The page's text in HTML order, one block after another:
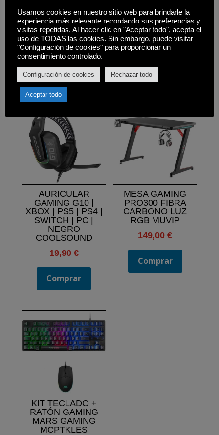
• Impedancia:32Omnios
• Tamaño altavoz: 50mm
• Instalación: Plug & Play
Productos relacionados
AURICULAR
GAMING G10 |
XBOX | PS5 | PS4 |
SWITCH | PC |
NEGRO
COOLSOUND
19,90 €
Comprar
MESA GAMING
PRO300 FIBRA
CARBONO LUZ
RGB MUVIP
149,00€
Comprar
KIT TECLADO +
RATÓN GAMING
MARS GAMING
MCPTKLES
Usamos cookies en nuestro sitio web para brindarle la
experiencia más relevante recordando sus preferencias y
visitas repetidas. Al hacer clic en "Aceptar todo", acepta el
uso de TODAS las cookies. Sin embargo, puede visitar
"Configuración de cookies" para proporcionar un
consentimiento controlado.
Configuración de cookies Rechazar todo
Aceptar todo